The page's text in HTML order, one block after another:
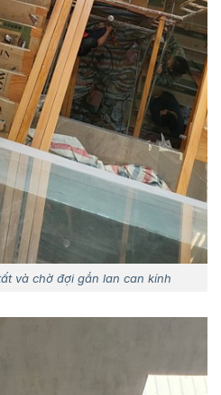
và chờ đợi gắn lan can kính